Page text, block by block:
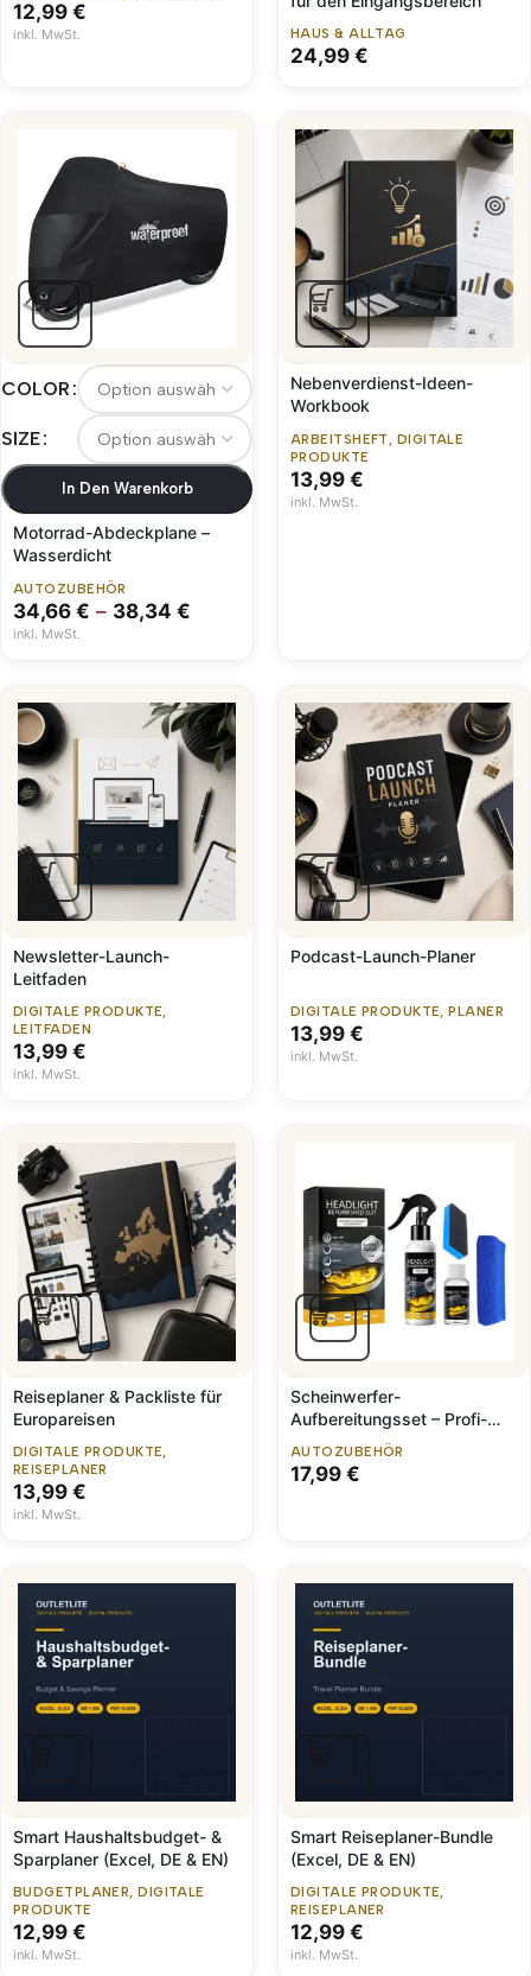
12,99 €
inkl. MwSt. HAUS & ALLTAG
24,99 €
COLOR
SIZE
In Den Warenkorb
Motorrad-Abdeckplane –
Wasserdicht
AUTOZUBEHÖR
34,66 € – 38,34 €
inkl. MwSt.
Nebenverdienst-Ideen-
Workbook
ARBEITSHEFT
DIGITALE
PRODUKTE
13,99 €
inkl. MwSt.
Newsletter-Launch-
Leitfaden
DIGITALE PRODUKTE,
LEITFADEN
13,99 €
inkl. MwSt.
Podcast-Launch-Planer
DIGITALE PRODUKTE, PLANER
13,99 €
inkl. MwSt.
Reiseplaner & Packliste für
Europareisen
DIGITALE PRODUKTE,
REISEPLANER
13,99 €
inkl. MwSt.
Scheinwerfer-
Aufbereitungsset – Profi-
AUTOZUBEHÖR
17,99 €
Smart Haushaltsbudget- &
Sparplaner (Excel, DE & EN)
BUDGETPLANER, DIGITALE
PRODUKTE
12,99 €
inkl. MwSt.
Smart Reiseplaner-Bundle
(Excel, DE & EN)
DIGITALE PRODUKTE,
REISEPLANER
12,99 €
inkl. MwSt.